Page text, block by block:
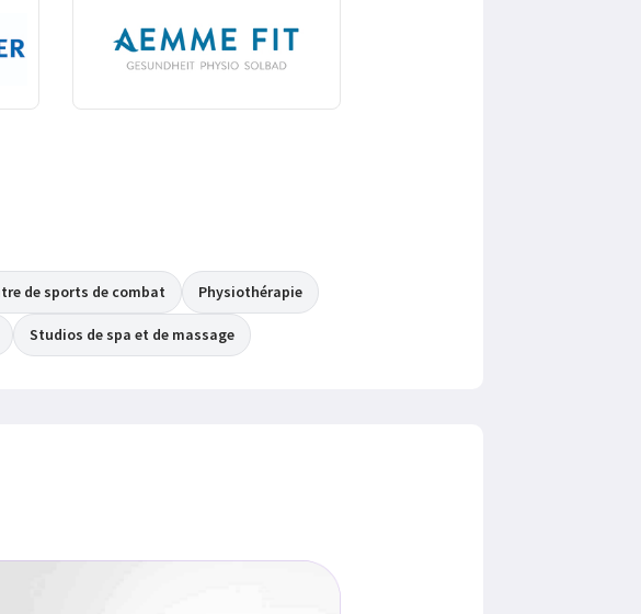
de sports de combat Physiothérapie
Studios de spa et de massage